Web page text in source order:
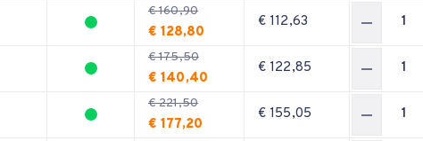
€ 160,90
€ 128,80
€ 112,63
€ 175,50
€ 140,40
€ 122,85
€ 221,50
€ 177,20
€ 155,05